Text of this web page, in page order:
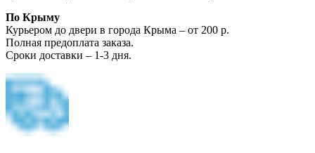
По Крыму
Курьером до двери в города Крыма – от 200 р.
Полная предоплата заказа.
Сроки доставки – 1-3 дня.